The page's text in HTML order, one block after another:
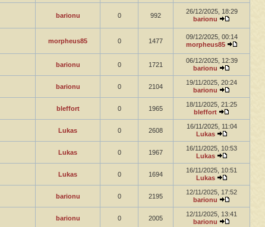
barionu 0 992
26/12/2025, 18:29
barionu
morpheus85 0 1477
09/12/2025, 00:14
morpheus85
barionu 0 1721
06/12/2025, 12:39
barionu
barionu 0 2104
19/11/2025, 20:24
barionu
bleffort 0 1965
18/11/2025, 21:25
bleffort
Lukas 0 2608
16/11/2025, 11:04
Lukas
Lukas 0 1967
16/11/2025, 10:53
Lukas
Lukas 0 1694
16/11/2025, 10:51
Lukas
barionu 0 2195
12/11/2025, 17:52
barionu
barionu 0 2005
12/11/2025, 13:41
barionu